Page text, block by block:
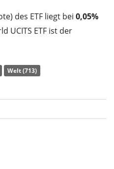
des ETF liegt bei 0,05%
UCITS ETF ist der
World Index nachbildet.
(Finanz-Tauschgeschäfte)
im ETF werden
ETF ist ein sehr großer
aufgelegt
Welt (713)